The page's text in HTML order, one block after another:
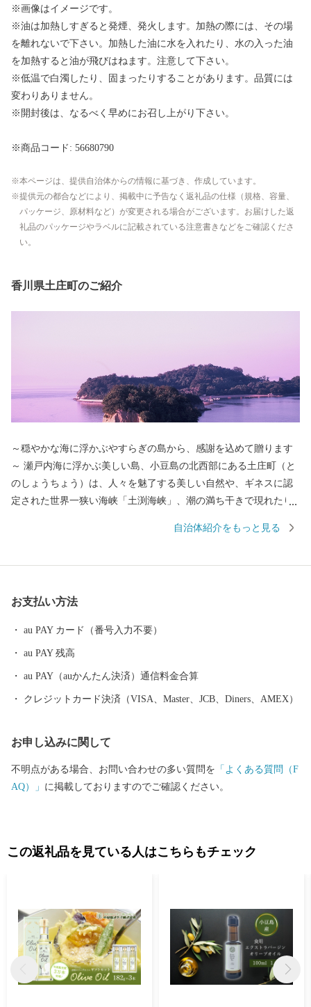
※画像はイメージです。
※油は加熱しすぎると発煙、発火します。加熱の際には、その場
を離れないで下さい。加熱した油に水を入れたり、水の入った油
を加熱すると油が飛びはねます。注意して下さい。
※低温で白濁したり、固まったりすることがあります。品質には
変わりありません。
※開封後は、なるべく早めにお召し上がり下さい。
※商品コード: 56680790
本ページは、提供自治体からの情報に基づき、作成しています。
提供元の都合などにより、掲載中に予告なく返礼品の仕様（規格、容量、
パッケージ、原材料など）が変更される場合がございます。お届けした返
礼品のパッケージやラベルに記載されている注意書きなどをご確認くださ
い。
香川県土庄町のご紹介
～穏やかな海に浮かぶやすらぎの島から、感謝を込めて贈ります
～ 瀬戸内海に浮かぶ美しい島、小豆島の北西部にある土庄町（と
のしょうちょう）は、人々を魅了する美しい自然や、ギネスに認
定された世界一狭い海峡「土渕海峡」、潮の満ち干きで現れたり
作「二十四の瞳」の平和の群像などの観光スポットが数多くあ
本一の生産量を誇る「ごま油」、小豆島産オリーブのしぼり果実
ょうどしま しまはも）」など、豊かな自然で育まれたおいしいも
のがいっぱい。 先人が築いた伝統的な行事や歴史的な景観を守
り、後世へと継承していくには、「ふるさとを大切にしたい」
まちづくりのテーマの各事業に対する貴重な財源として活用させ
自治体紹介をもっと見る
お支払い方法
au PAY カード（番号入力不要）
au PAY 残高
au PAY（auかんたん決済）通信料金合算
クレジットカード決済（VISA、Master、JCB、Diners、AMEX）
お申し込みに関して
不明点がある場合、お問い合わせの多い質問を 「よくある質問（F
AQ）」 に掲載しておりますのでご確認ください。
この返礼品を見ている人はこちらもチェック